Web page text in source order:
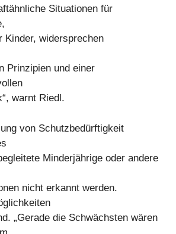
Situationen für
Kinder, widersprechen
Prinzipien und einer
warnt Riedl.
von Schutzbedürftigkeit
Minderjährige oder andere
nicht erkannt werden.
„Gerade die Schwächsten wären